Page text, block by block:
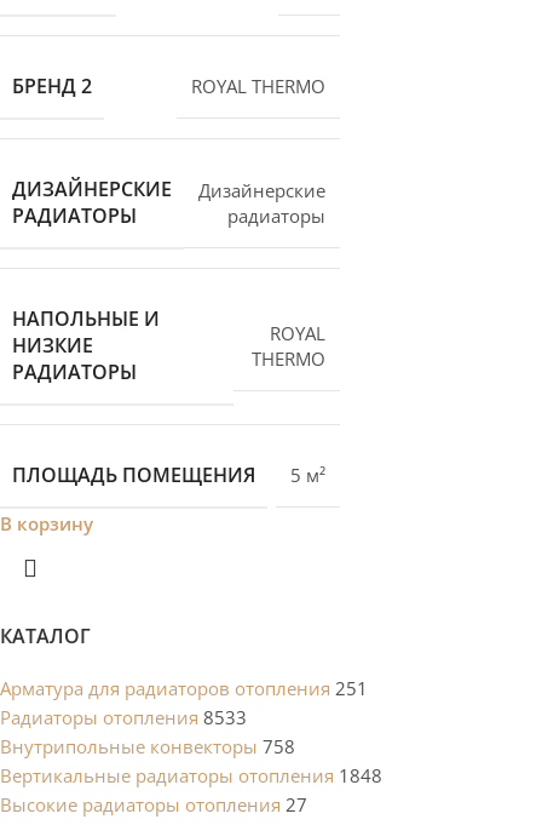
КАТАЛОГ
Арматура для радиаторов отопления 251
Радиаторы отопления 8533
Внутрипольные конвекторы 758
Вертикальные радиаторы отопления 1848
Высокие радиаторы отопления 27
БРЕНД 2 ROYAL THERMO
ДИЗАЙНЕРСКИЕ
РАДИАТОРЫ
Дизайнерские
радиаторы
НАПОЛЬНЫЕ И
НИЗКИЕ
РАДИАТОРЫ
ROYAL
THERMO
ПЛОЩАДЬ ПОМЕЩЕНИЯ
5 м²
В корзину